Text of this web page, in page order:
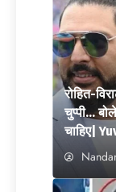
रोहित-
चुप्पी…
चाहिए|